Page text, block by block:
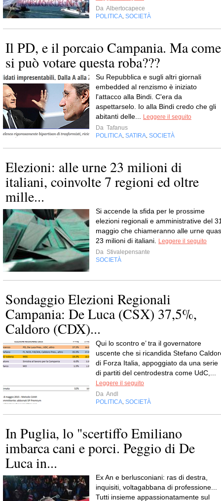
Da Albertocapece
POLITICA SOCIETÀ
Il PD, e il porcaio Campania. Ma come
si può votare questa roba???
Su Repubblica e sugli altri giornali
embedded al renzismo è iniziato
l'attacco alla Bindi. C'era da
aspettarselo. Io alla Bindi credo che gli
abitanti delle...
Leggere il seguito
Da Tafanus
POLITICA SATIRA SOCIETÀ
Elezioni: alle urne 23 milioni di
italiani, coinvolte 7 regioni ed oltre
mille...
Si accende la sfida per le prossime
elezioni regionali e amministrative del
maggio che chiameranno alle urne
23 milioni di italiani.
Leggere il seguito
Da Stivalepensante
SOCIETÀ
Sondaggio Elezioni Regionali
Campania: De Luca (CSX) 37,5%,
Caldoro (CDX)...
Qui lo scontro e’ tra il governatore
uscente che si ricandida Stefano
di Forza Italia, appoggiato da una serie
di partiti del centrodestra come UdC,...
Leggere il seguito
Da Andl
POLITICA SOCIETÀ
In Puglia, lo "scertiffo Emiliano
imbarca cani e porci. Peggio di De
Luca in...
Ex An e berlusconiani: ras di destra,
inquisiti, voltagabbana di professione...
Tutti insieme appassionatamente sul